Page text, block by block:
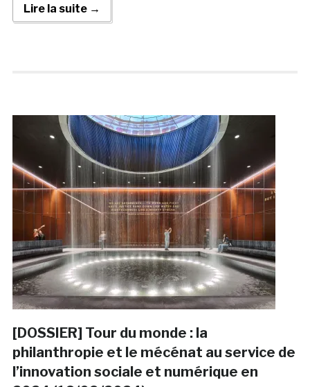
Lire la suite →
[DOSSIER] Tour du monde : la
philanthropie et le mécénat au service de
l’innovation sociale et numérique en